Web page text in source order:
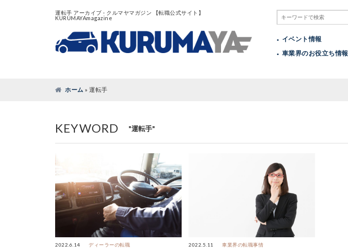
運転手 アーカイブ - クルマヤマガジン 【転職公式サイト】
KURUMAYAmagazine
イベント情報
車業界のお役立ち情報
ホーム » 運転手
KEYWORD "運転手"
2022.6.14 ディーラーの転職 2022.5.11 車業界の転職事情